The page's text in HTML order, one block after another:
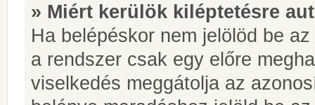
» Miért kerülök kiléptetésre
Ha belépéskor nem jelölöd be az
a rendszer csak egy előre
viselkedés meggátolja az